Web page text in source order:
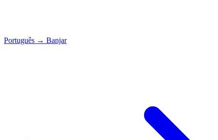
Português → Banjar